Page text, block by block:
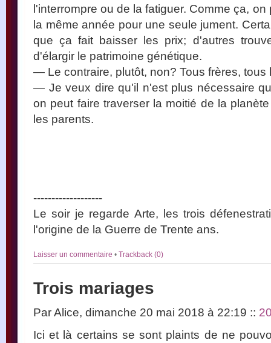
l'interrompre ou de la fatiguer. Comme ça,
la même année pour une seule jument.
que ça fait baisser les prix; d'autres
d'élargir le patrimoine génétique.
— Le contraire, plutôt, non? Tous frères, tous
— Je veux dire qu'il n'est plus nécessaire
on peut faire traverser la moitié de la
les parents.
-------------------
Le soir je regarde Arte, les trois
l'origine de la Guerre de Trente ans.
Laisser un commentaire • Trackback (0)
Trois mariages
Par Alice, dimanche 20 mai 2018 à 22:19 ::
Ici et là certains se sont plaints de ne